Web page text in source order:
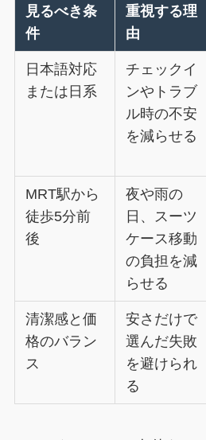
見るべき条
件
重視する理
由
日本語対応
または日系
チェックイ
ンやトラブ
ル時の不安
を減らせる
MRT駅から
徒歩5分前
後
夜や雨の
日、スーツ
ケース移動
の負担を減
らせる
清潔感と価
格のバラン
ス
安さだけで
選んだ失敗
を避けられ
る